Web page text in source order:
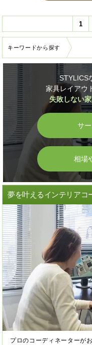
1
キーワードから探す
STYLICS
家具レイアウ
失敗しない
サ
相場
夢を叶えるインテリアコ
プロのコーディネーターが